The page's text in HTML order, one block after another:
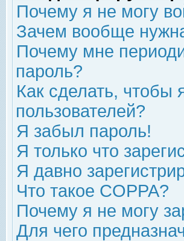
Почему я не могу
Зачем вообще
Почему мне
пароль?
Как сделать, чтобы
пользователей?
Я забыл пароль!
Я только что
Я давно
Что такое COPPA?
Почему я не могу
Для чего